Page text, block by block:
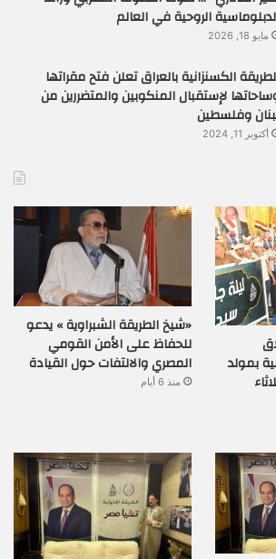
الروحية في العالم
مايو 18, 2026
الكسنزانية بالعراق تعلن فتح مقراتها
لإستقبال المنكوبين والمتضررين من
وفلسطين
أكتوبر 11, 2024
بمولد
«شيخ الطريقة الشبراوية » يدعو
للحفاظ على الأمن القومي
المصري والالتفات حول القيادة
منذ 6 أيام